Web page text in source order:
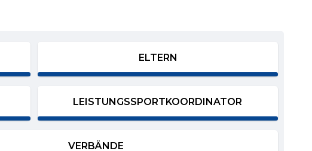
ELTERN
LEISTUNGSSPORTKOORDINATOR
VERBÄNDE